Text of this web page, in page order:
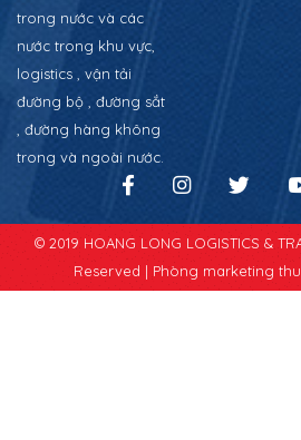
trong nước và các
nước trong khu vực,
logistics , vận tải
đường bộ , đường sắt
, đường hàng không
trong và ngoài nước.
© 2019 HOANG LONG LOGISTICS &
Reserved | Phòng marketing